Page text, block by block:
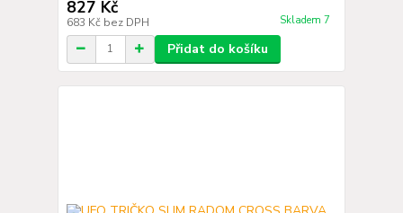
827 Kč
683 Kč bez DPH Skladem 7
Přidat do košíku